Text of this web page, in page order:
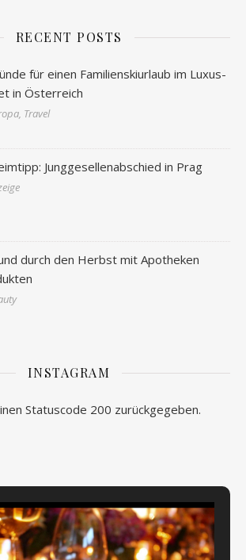
RECENT POSTS
für einen Familienskiurlaub im Luxus-
in Österreich
Travel
Junggesellenabschied in Prag
durch den Herbst mit Apotheken
INSTAGRAM
Statuscode 200 zurückgegeben.